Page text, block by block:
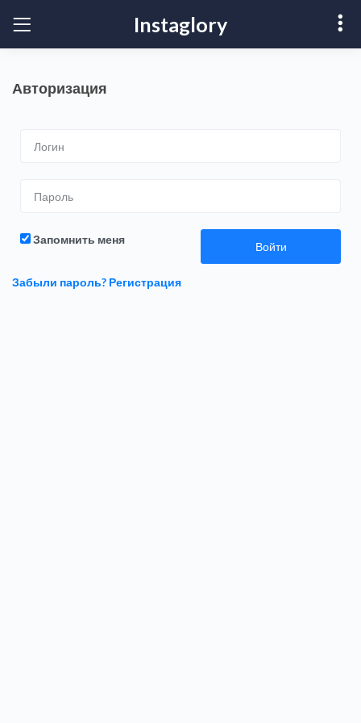
Instaglory
Авторизация
Запомнить меня
Войти
Забыли пароль? Регистрация